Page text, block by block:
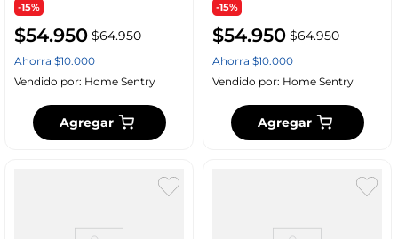
-15%
$54.950 $64.950
Ahorra $10.000
Vendido por: Home Sentry
Agregar
-15%
$54.950 $64.950
Ahorra $10.000
Vendido por: Home Sentry
Agregar